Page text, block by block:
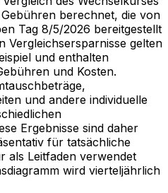
berechnet, die von
Tag 8/5/2026 bereitgestellt
Vergleichsersparnisse gelten
und enthalten
und Kosten.
und andere individuelle
Ergebnisse sind daher
für tatsächliche
als Leitfaden verwendet
wird vierteljährlich